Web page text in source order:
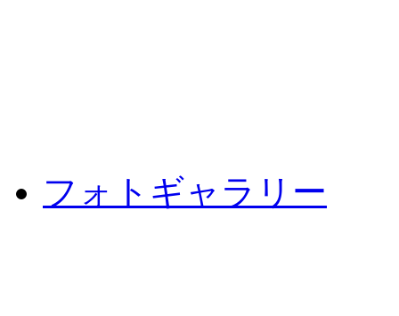
フォトギャラリー